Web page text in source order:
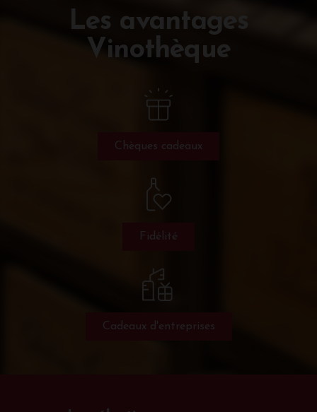
Les avantages
Vinothèque
Chèques cadeaux
Fidélité
Cadeaux d'entreprises